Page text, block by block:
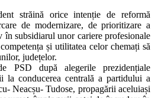
străină orice intenție de reformă
de modernizare, de prioritizare a
subsidiarul unor cariere profesionale
și utilitatea celor chemați să
județelor.
PSD după alegerile prezidențiale
la conducerea centrală a partidului a
Neacșu- Tudose, propagării aceluiași